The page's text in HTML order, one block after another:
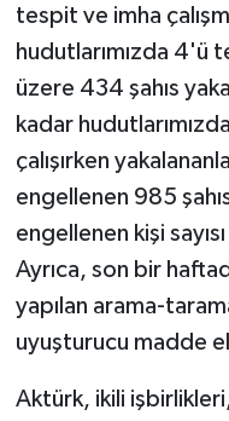
tespit ve imha
hudutlarımızda 4'ü
üzere 434 şahıs
kadar
çalışırken
engellenen 985
engellenen kişi
Ayrıca, son bir
yapılan arama-
uyuşturucu madde
Aktürk, ikili